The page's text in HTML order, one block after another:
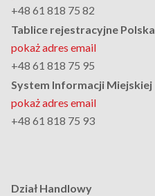
+48 61 818 75 82
Tablice rejestracyjne Polska
pokaż adres email
+48 61 818 75 95
System Informacji Miejskiej
pokaż adres email
+48 61 818 75 93
Dział Handlowy